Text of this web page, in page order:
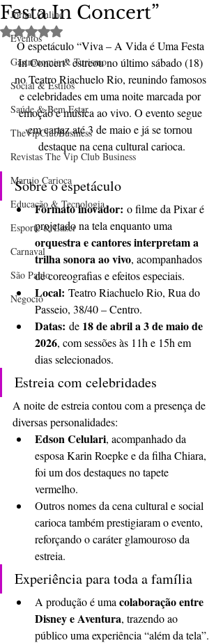
Jornal Online
Eventos
Gastronomia & Turismo
Social & Estilos
Saúde & Bem Estar
TheVipClubBusiness
Revistas The Vip Club Business
Marujo Carioca
Educação & Tecnologia
Esporte & Lazer
Carnaval
São Paulo
Negocio
Festa In Concert”
Avaliado com NaN de 5 estrelas.
O espetáculo “Viva – A Vida é Uma Festa
In Concert” estreou no último sábado (18)
no Teatro Riachuelo Rio, reunindo famosos
e celebridades em uma noite marcada por
emoção e música ao vivo. O evento segue
em cartaz até 3 de maio e já se tornou
destaque na cena cultural carioca.
Sobre o espetáculo
Formato inovador: o filme da Pixar é
projetado na tela enquanto uma
orquestra e cantores interpretam a
trilha sonora ao vivo, acompanhados
de coreografias e efeitos especiais.
Local: Teatro Riachuelo Rio, Rua do
Passeio, 38/40 – Centro.
Datas: de 18 de abril a 3 de maio de
2026, com sessões às 11h e 15h em
dias selecionados.
Estreia com celebridades
A noite de estreia contou com a presença de
diversas personalidades:
Edson Celulari, acompanhado da
esposa Karin Roepke e da filha Chiara,
foi um dos destaques no tapete
vermelho.
Outros nomes da cena cultural e social
carioca também prestigiaram o evento,
reforçando o caráter glamouroso da
estreia.
Experiência para toda a família
A produção é uma colaboração entre
Disney e Aventura, trazendo ao
público uma experiência “além da tela”.